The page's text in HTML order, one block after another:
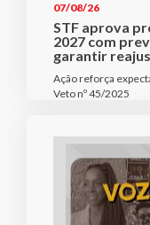
07/08/26
STF aprova
2027 com
garantir
Ação reforça
Veto nº 45/2025